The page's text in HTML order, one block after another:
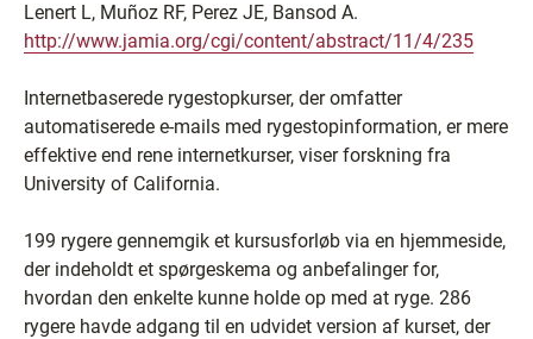
Lenert L, Muñoz RF, Perez JE, Bansod A.
http://www.jamia.org/cgi/content/abstract/11/4/235
Internetbaserede rygestopkurser, der omfatter
automatiserede e-mails med rygestopinformation, er mere
effektive end rene internetkurser, viser forskning fra
University of California.
199 rygere gennemgik et kursusforløb via en hjemmeside,
der indeholdt et spørgeskema og anbefalinger for,
hvordan den enkelte kunne holde op med at ryge. 286
rygere havde adgang til en udvidet version af kurset, der